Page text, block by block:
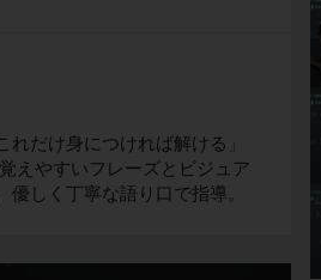
だけ身につければ解ける」
えやすいフレーズとビジュア
しく丁寧な語り口で指導。